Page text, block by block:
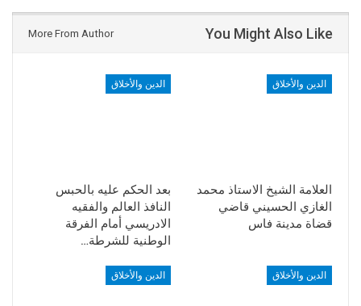
You Might Also Like
More From Author
الدين والأخلاق
العلامة الشيخ الاستاذ محمد
الغازي الحسيني قاضي
قضاة مدينة فاس
الدين والأخلاق
بعد الحكم عليه بالحبس
النافذ العالم والفقيه
الادريسي أمام الفرقة
الوطنية للشرطة…
الدين والأخلاق الدين والأخلاق